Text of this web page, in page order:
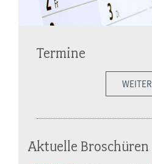
Termine
WEITER
Aktuelle Broschüren